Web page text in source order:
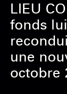
LIEU
fonds
une
octobre